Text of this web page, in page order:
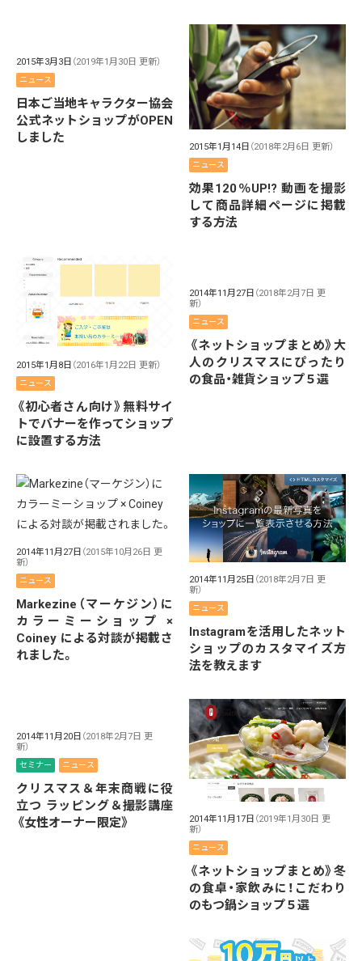
2015年3月3日 （2019年1月30日 更新）
ニュース
日本ご当地キャラクター協会
公式ネットショップがOPEN
しました
2015年1月14日 （2018年2月6日 更新）
ニュース
効果120％UP!? 動画を撮影
して商品詳細ページに掲載
する方法
2015年1月8日 （2016年1月22日 更新）
ニュース
《初心者さん向け》無料サイ
トでバナーを作ってショップ
に設置する方法
2014年11月27日 （2018年2月7日 更
新）
ニュース
《ネットショップまとめ》大
人のクリスマスにぴったり
の食品・雑貨ショップ５選
2014年11月27日 （2015年10月26日 更
新）
ニュース
Markezine（マーケジン）に
カラーミーショップ ×
Coiney による対談が掲載さ
れました。
2014年11月25日 （2018年2月7日 更
新）
ニュース
Instagramを活用したネット
ショップのカスタマイズ方
法を教えます
2014年11月20日 （2018年2月7日 更
新）
セミナー ニュース
クリスマス＆年末商戦に役
立つ ラッピング＆撮影講座
《女性オーナー限定》
2014年11月17日 （2019年1月30日 更
新）
ニュース
《ネットショップまとめ》冬
の食卓・家飲みに！こだわり
のもつ鍋ショップ５選